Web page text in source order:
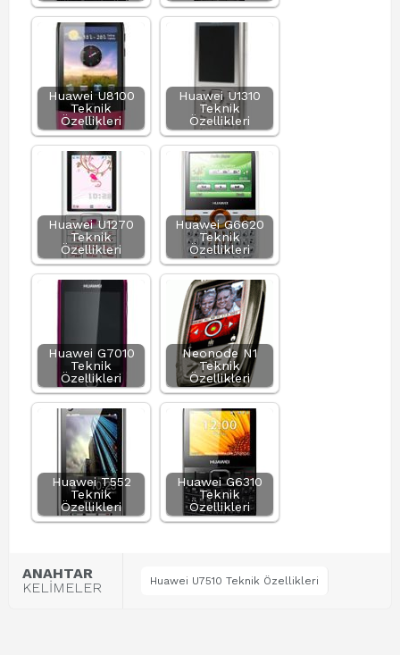
Huawei U8100
Teknik
Özellikleri
Huawei U1310
Teknik
Özellikleri
Huawei U1270
Teknik
Özellikleri
Huawei G6620
Teknik
Özellikleri
Huawei G7010
Teknik
Özellikleri
Neonode N1
Teknik
Özellikleri
Huawei T552
Teknik
Özellikleri
Huawei G6310
Teknik
Özellikleri
ANAHTAR
KELİMELER
Huawei U7510 Teknik Özellikleri